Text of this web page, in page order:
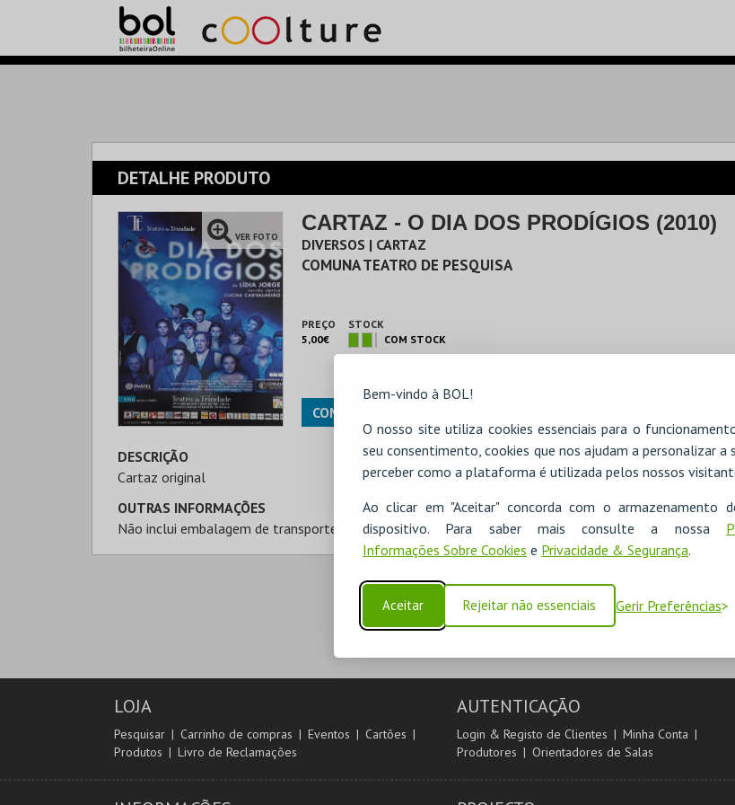
Bem-vindo à BOL!
O nosso site utiliza cookies essenciais para o
seu consentimento, cookies que nos ajudam a personalizar a
perceber como a plataforma é utilizada pelos nossos
Ao clicar em "Aceitar" concorda com o armazenamento
dispositivo. Para saber mais consulte a nossa
Informações Sobre Cookies e Privacidade & Segurança.
Aceitar Rejeitar não essenciais Gerir Preferências
DETALHE PRODUTO
VER FOTO
CARTAZ - O DIA DOS PRODÍGIOS (2010)
DIVERSOS | CARTAZ
COMUNA TEATRO DE PESQUISA
PREÇO
5,00€
STOCK
COM STOCK
COMPRAR
DESCRIÇÃO
Cartaz original
OUTRAS INFORMAÇÕES
Não inclui embalagem de transporte
LOJA
Pesquisar Carrinho de compras Eventos
Cartões
Produtos
Livro de Reclamações
AUTENTICAÇÃO
Login & Registo de Clientes
Minha Conta
Produtores
Orientadores de Salas